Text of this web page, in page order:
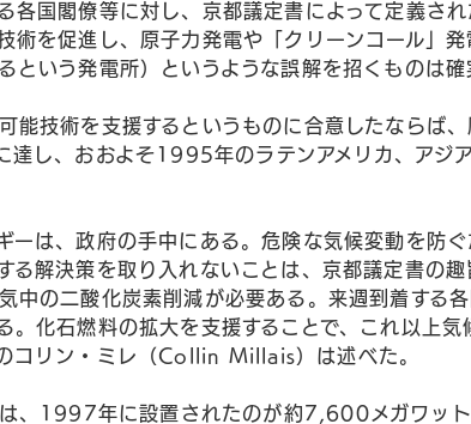
各国閣僚等に対し、京都議定書によって定義さ
術を促進し、原子力発電や「クリーンコール」
という発電所）というような誤解を招くものは確
能技術を支援するというものに合意したなら
達し、おおよそ1995年のラテンアメリカ、アジ
ーは、政府の手中にある。危険な気候変動を防
る解決策を取り入れないことは、京都議定書の
中の二酸化炭素削減が必要ある。来週到着する
。化石燃料の拡大を支援することで、これ以上気
コリン・ミレ（Collin Millais）は述べた。
、1997年に設置されたのが約7,600メガワッ